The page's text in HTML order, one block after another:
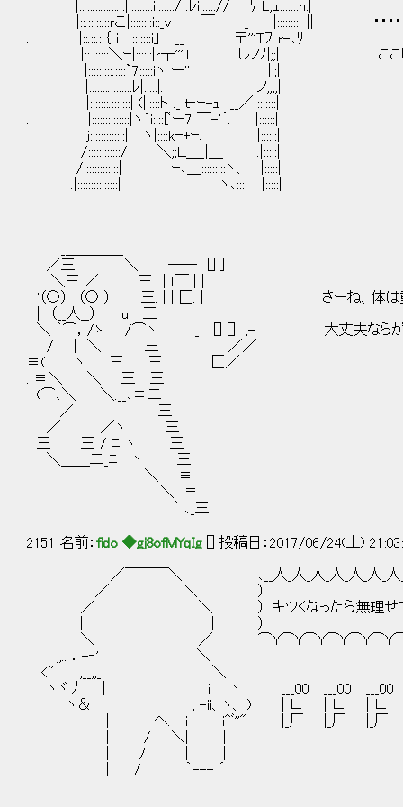
|::.::.::.::.::.::|:::::::::i:::::::/ .ﾚi::::::// ﾘ L,ｭ:::::::h:|
|::.::.::.::ｒこ|::::::::i::_ｖ ￣ _ |::::::::| || ・・・・・・
. |::.::.::｛ i |:::::::i」 __ 〒'''Ｔﾌ r-､ﾘ
|::.::::::＼ｰ|::::::|ｒ┬'''Ｔ .しノﾉ|;;| ここしばら
|:::::::::.::::`7:::::iヽ ー'' |;;|
|:::::::.::::::::ﾚ|:::::|. ノ;;;;|
|:::::::.:::::::| (|:::::ト ._ ｔ‐ｰ-ｭ __／|:::::::|
. |::::::::::::::|ヽ`i::::[ﾞー7 ￣-'´. |::::::|
j:::::::::::::| ヽ|::::kｰ+ｰ、 |::::::|
/::::::::::::/ ＼;;Ｌ＿_|＿ .|:::::|
/:::::::::::::| ｰ､＿:::::::::ヽ、 |:::::|
.|:::::::::::::::| ￣ヽ､:::i |:::::|
／三 ＼ ―― [] ]
＼三 ／ 三 | ｌ￣ | |
'（○） （○ ） 三. |_| 匚. | さーね、体は動くように
| （__人__） u 三 | |
＼ ｀⌒，/ゝ /⌒ヽ |_| [] [] ,- 大丈夫ならがんば
/ | ＼| 三 ／／
≡( ヽ 三 三 匚／
. ≡＼ ＼ 三 三
(⌒､＼ ＼.__､≡二
￣ ／ 三
／ ／ヽ 三
三 三 / ﾆ ヽ 三
＼＿＿二_ﾆ ヽ 三
＼ ≡
＼ ≡
｀ ､_三
2151 名前： fido ◆gj8ofMYqIg [] 投稿日：2017/06/24(土)
／￣￣￣＼ ､__人_人_人_人_人_人_人_人_
／ ＼ ）
／ ＼ ） キツくなったら無理せず言
| | ）
＼ ／
,,.. ．-‐' ＼
<" ,__,,_ ＼
ヽヾ丿 | i ヽ ___00 ___00 ___00
ヽ＆ i , -ii、ヽ、 ) | ∟ | ∟ | ∟
| へ. i i^ﾞ''" |_厂 |_厂 |_厂
| / ＼| | .
| / | | .
| / ｀--- ´